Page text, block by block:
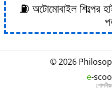
⛽ অটোমোবাইল শিল্পের
© 2026
e-